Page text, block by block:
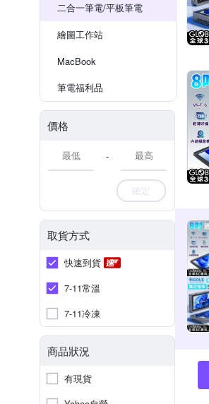
二合一筆電/平板筆電
繪圖工作站
MacBook
筆電福利品
價格
-
確定
取貨方式
快速到貨
7-11常溫
7-11冷凍
商品狀況
有現貨